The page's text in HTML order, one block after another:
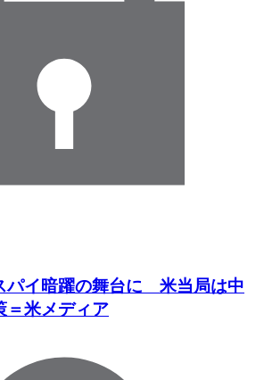
パイ暗躍の舞台に 米当局は中
＝米メディア